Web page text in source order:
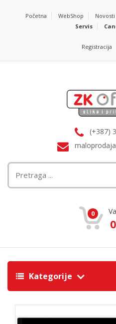
Početna WebShop Novosti
Servis
Registracija
(+387)
0
Kategorije